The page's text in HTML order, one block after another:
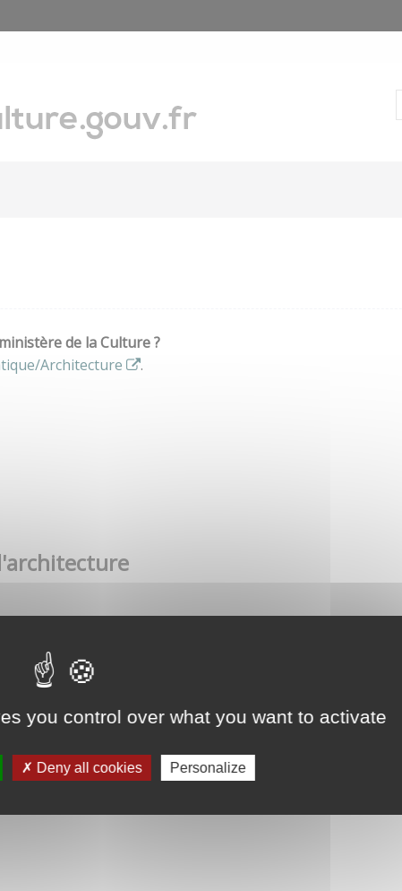
you control over what you want to activate
Deny all cookies Personalize
de la Culture ?
Architecture .